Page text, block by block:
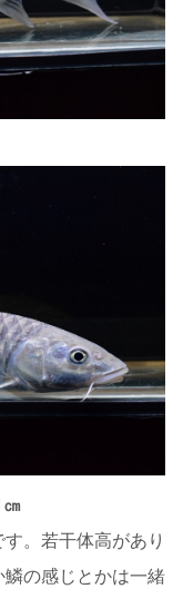
。若干体高があり
の感じとかは一緒